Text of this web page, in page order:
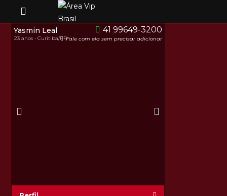
41 99649-3200
Fale com ela sem precisar adicionar
Yasmin Leal
23 anos • Curitiba/PR